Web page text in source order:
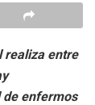
realiza entre
de enfermos